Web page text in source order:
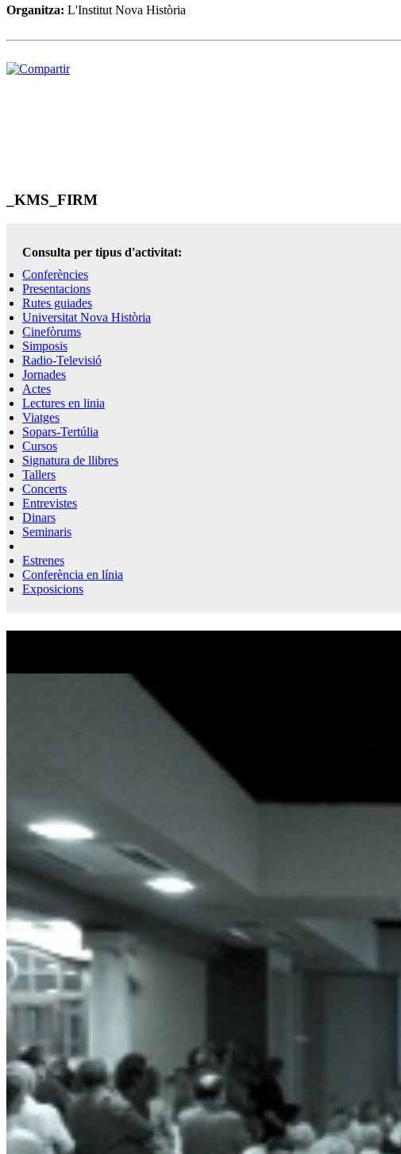
Organitza: L'Institut Nova Història
_KMS_FIRM
Consulta per tipus d'activitat:
Conferències
Presentacions
Rutes guiades
Universitat Nova Història
Cinefòrums
Simposis
Radio-Televisió
Jornades
Actes
Lectures en linia
Viatges
Sopars-Tertúlia
Cursos
Signatura de llibres
Tallers
Concerts
Entrevistes
Dinars
Seminaris
Estrenes
Conferència en línia
Exposicions